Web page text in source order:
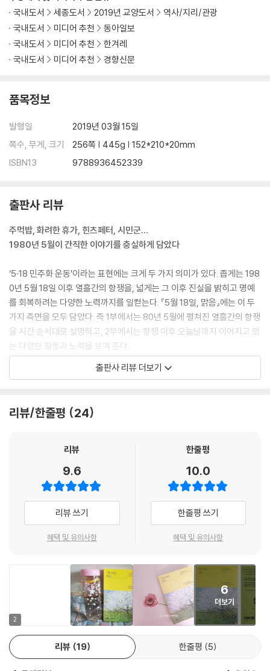
국내도서
세종도서 2019년 교양도서
역사/지리/관광
국내도서
미디어 추천
동아일보
국내도서
미디어 추천
한겨레
국내도서
미디어 추천 경향신문
품목정보
발행일
2019년 03월 15일
쪽수, 무게, 크기
256쪽 | 445g | 152*210*20mm
ISBN13
9788936452339
출판사 리뷰
주먹밥, 화려한 휴가, 힌츠페터, 시민군…
1980년 5월이 간직한 이야기를 충실하게 담았다
‘5·18 민주화 운동’이라는 표현에는 크게 두 가지 의미가 있다. 좁게는 198
0년 5월 18일 이후 열흘간의 항쟁을, 넓게는 그 이후 진실을 밝히고 명예
를 회복하려는 다양한 노력까지를 일컫는다. 『5월 18일, 맑음』에는 이 두
가지 측면을 모두 담았다. 즉 1부에서는 80년 5월에 펼쳐진 열흘간의 항쟁
을 시간 순서대로 설명하고, 2부에서는 항쟁 이후 오늘날까지 이어지고 있
는 다양한 활동과 노력을 보여 준다.
1부는 열흘간의 항쟁을 집중적으로 설명하는 만큼, 사건이 매우 긴박하게
전개된다. 전남대 앞에 모인 학생들에게 갑작스럽게 쏟아진 곤봉과 군홧
에 형성된 공동체, 그리고 결국 다가오는 최후의 날까지 숨 쉴 틈 없이 사건
주주의, 언론, 국가 폭력 등 우리가 살펴보아야 할 민주적 가치와 개념 들을
살핀다. 필요한 경우 파리 코뮌, 피카소의 「게르니카」 같은 외국의 사례들
도 들어서 5·18이라는 사건이 품고 있는 다양한 의미들을 재확인한다.
2부에서는 항쟁 이후, 살아남은 사람들과 기억하는 사람들이 어떻게 억울
한 죽음의 진실을 밝히고 피해자들의 명예를 회복시키기 위해 고군분투하
명서를 내는 사람들, 6월 민주 항쟁에 이어진 ‘광주 청문회’, 전두환과 노태
우의 재판 과정, 그리고 마침내 5·18이 ‘민주화 운동’으로 자리매김하기까
지 격동의 역사가 빠르게 전개된다.
그 속에서 역사를 기억하고 약자와 연대하는 다양한 시민들의 이야기도 소
개된다. 부상자와 그 가족 들을 보살피는 종교인들부터 문학, 미술, 영화를
통해 사건을 고발하고 기억을 환기하는 작가들까지 각계각층의 사람들이
5·18을 역사로 만들어 가는 모습이 펼쳐진다. 아픔의 연대는 세월호까지
출판사 리뷰 더보기
리뷰/한줄평 24
리뷰
9.6
리뷰 쓰기
혜택 및 유의사항
한줄평
10.0
한줄평 쓰기
혜택 및 유의사항
2
6
더보기
리뷰 19 한줄평 5